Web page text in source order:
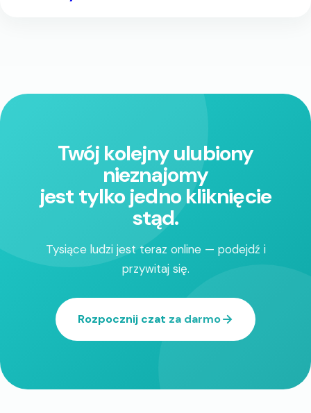
Twój kolejny ulubiony
nieznajomy
jest tylko jedno kliknięcie
stąd.
Tysiące ludzi jest teraz online — podejdź i
przywitaj się.
Rozpocznij czat za darmo